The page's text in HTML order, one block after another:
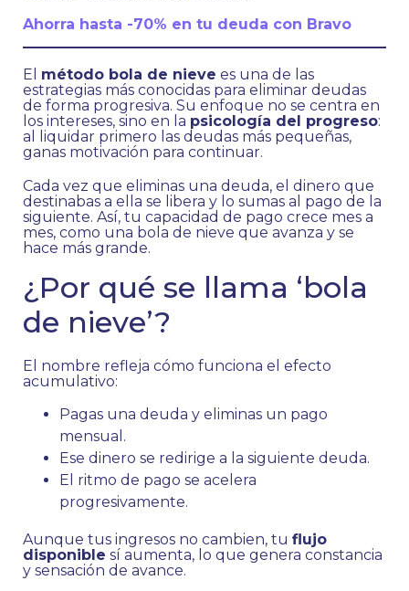
Ahorra hasta -70% en tu deuda con Bravo
El método bola de nieve es una de las
estrategias más conocidas para eliminar deudas
de forma progresiva. Su enfoque no se centra en
los intereses, sino en la psicología del progreso:
al liquidar primero las deudas más pequeñas,
ganas motivación para continuar.
Cada vez que eliminas una deuda, el dinero que
destinabas a ella se libera y lo sumas al pago de la
siguiente. Así, tu capacidad de pago crece mes a
mes, como una bola de nieve que avanza y se
hace más grande.
¿Por qué se llama ‘bola
de nieve’?
El nombre refleja cómo funciona el efecto
acumulativo:
Pagas una deuda y eliminas un pago
mensual.
Ese dinero se redirige a la siguiente deuda.
El ritmo de pago se acelera
progresivamente.
Aunque tus ingresos no cambien, tu flujo
disponible sí aumenta, lo que genera constancia
y sensación de avance.